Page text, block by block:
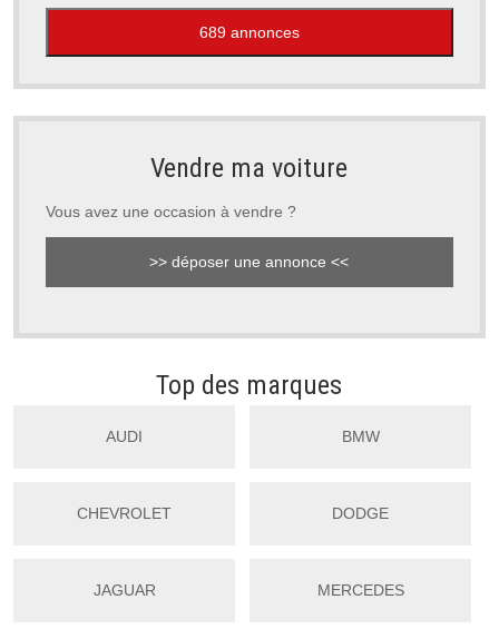
Vendre ma voiture
Vous avez une occasion à vendre ?
>> déposer une annonce <<
Top des marques
AUDI BMW
CHEVROLET DODGE
JAGUAR MERCEDES